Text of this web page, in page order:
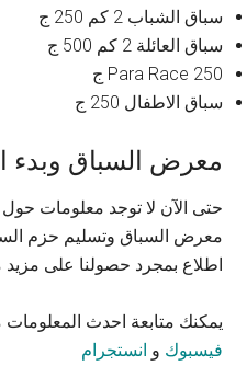
سباق الشباب 2 كم 250 ج
سباق العائلة 2 كم 500 ج
Para Race 250 ج
سباق الاطفال 250 ج
معرض السباق وبدء
حتى الآن لا توجد معلومات حول
معرض السباق وتسليم حزم
اطلاع بمجرد حصولنا على
يمكنك متابعة احدث
فيسبوك و انستجرام